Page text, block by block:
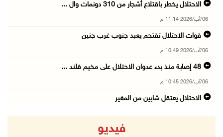
الاحتلال يخطر باقتلاع أشجار من 310 دونمات وال ...
06/آب/2026 11:14 م
قوات الاحتلال تقتحم يعبد جنوب غرب جنين
06/آب/2026 10:49 م
48 إصابة منذ بدء عدوان الاحتلال على مخيم قلند ...
06/آب/2026 10:45 م
الاحتلال يعتقل شابين من المغير
وزير الداخلية يبحث مع مكافحة المخدرات الدولي ...
فيديو